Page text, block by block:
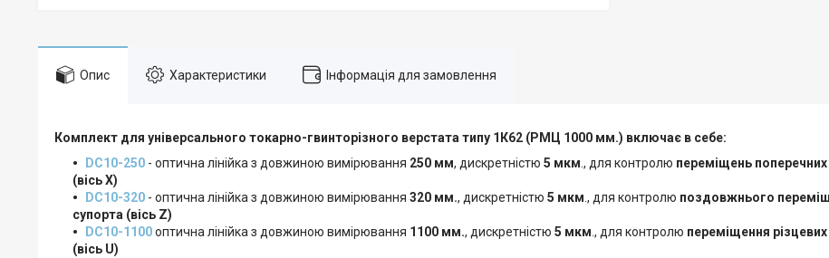
Опис Характеристики Інформація для замовлення
Комплект для універсального токарно-гвинторізного верстата типу 1К62 (РМЦ 1000 мм.) включає в себе:
DC10-250 - оптична лінійка з довжиною вимірювання 250 мм, дискретністю 5 мкм., для контролю переміщень
(вісь X)
DC10-320 - оптична лінійка з довжиною вимірювання 320 мм., дискретністю 5 мкм., для контролю поздовжнього
супорта (вісь Z)
DC10-1100оптична лінійка з довжиною вимірювання 1100 мм., дискретністю 5 мкм., для контролю переміщення
(вісь U)